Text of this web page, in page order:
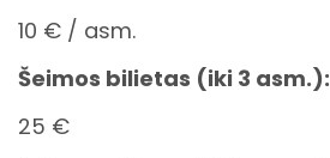
10 € / asm.
Šeimos bilietas (iki 3 asm.):
25 €